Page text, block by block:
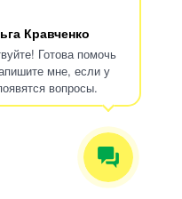
Кравченко
Готова помочь
мне, если у
вопросы.